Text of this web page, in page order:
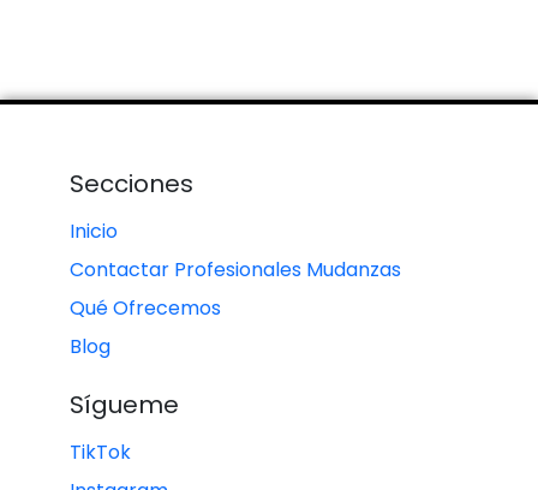
Secciones
Inicio
Contactar Profesionales Mudanzas
Qué Ofrecemos
Blog
Sígueme
TikTok